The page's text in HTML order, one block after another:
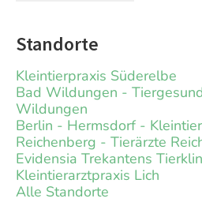
Standorte
Kleintierpraxis Süderelbe
Bad Wildungen -
Wildungen
Berlin - Hermsdorf -
Reichenberg - Tierärzte
Evidensia Trekantens
Kleintierarztpraxis Lich
Alle Standorte